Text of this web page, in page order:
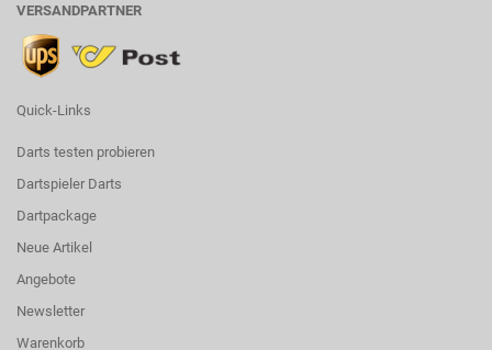
VERSANDPARTNER
Quick-Links
Darts testen probieren
Dartspieler Darts
Dartpackage
Neue Artikel
Angebote
Newsletter
Warenkorb